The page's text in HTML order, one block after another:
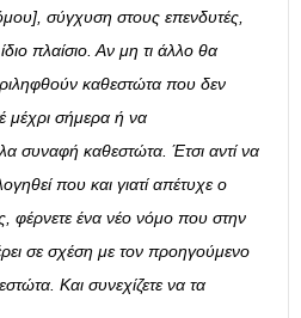
σύγχυση στους επενδυτές,
ίδιο πλαίσιο. Αν μη τι άλλο θα
καθεστώτα που δεν
μέχρι σήμερα ή να
συναφή καθεστώτα. Έτσι αντί να
που και γιατί απέτυχε ο
φέρνετε ένα νέο νόμο που στην
σε σχέση με τον προηγούμενο
Και συνεχίζετε να τα